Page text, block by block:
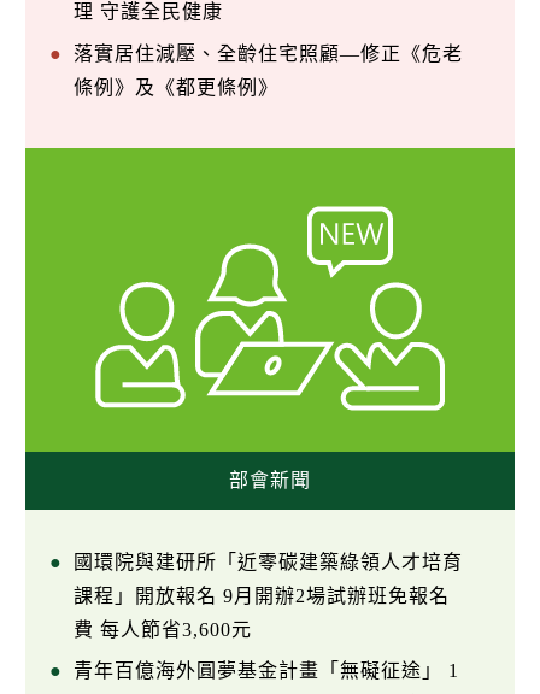
理 守護全民健康
落實居住減壓、全齡住宅照顧—修正《危老
條例》及《都更條例》
部會新聞
國環院與建研所「近零碳建築綠領人才培育
課程」開放報名 9月開辦2場試辦班免報名
費 每人節省3,600元
青年百億海外圓夢基金計畫「無礙征途」 1